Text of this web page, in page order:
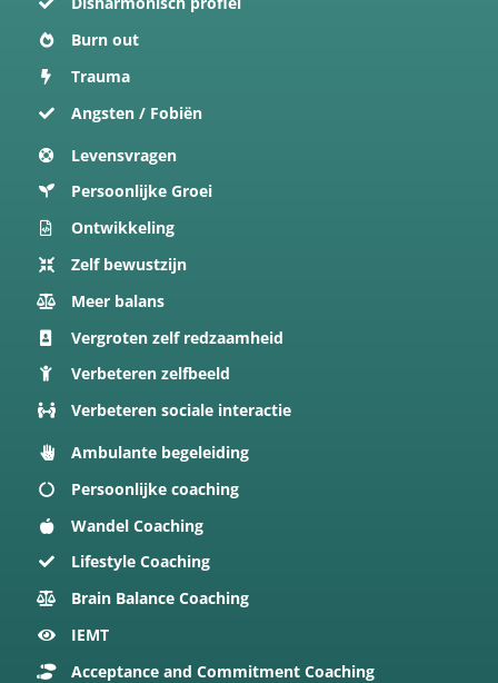
Burn out
Trauma
Angsten / Fobiën
Levensvragen
Persoonlijke Groei
Ontwikkeling
Zelf bewustzijn
Meer balans
Vergroten zelf redzaamheid
Verbeteren zelfbeeld
Verbeteren sociale interactie
Ambulante begeleiding
Persoonlijke coaching
Wandel Coaching
Lifestyle Coaching
Brain Balance Coaching
IEMT
Acceptance and Commitment Coaching